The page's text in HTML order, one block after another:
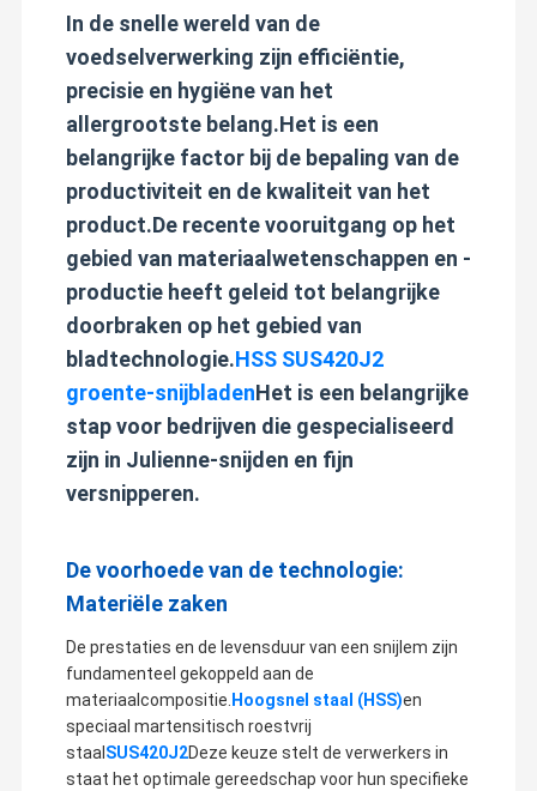
In de snelle wereld van de
voedselverwerking zijn efficiëntie,
precisie en hygiëne van het
allergrootste belang.Het is een
belangrijke factor bij de bepaling van de
productiviteit en de kwaliteit van het
product.De recente vooruitgang op het
gebied van materiaalwetenschappen en -
productie heeft geleid tot belangrijke
doorbraken op het gebied van
bladtechnologie.HSS SUS420J2
groente-snijbladenHet is een belangrijke
stap voor bedrijven die gespecialiseerd
zijn in Julienne-snijden en fijn
versnipperen.
De voorhoede van de technologie:
Materiële zaken
De prestaties en de levensduur van een snijlem zijn
fundamenteel gekoppeld aan de
materiaalcompositie. Hoogsnel staal (HSS)en
speciaal martensitisch roestvrij
staal SUS420J2Deze keuze stelt de verwerkers in
staat het optimale gereedschap voor hun specifieke